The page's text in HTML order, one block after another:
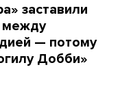
заставили
между
— потому
Добби»